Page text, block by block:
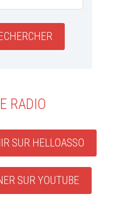
RADIO
SUR HELLOASSO
SUR YOUTUBE